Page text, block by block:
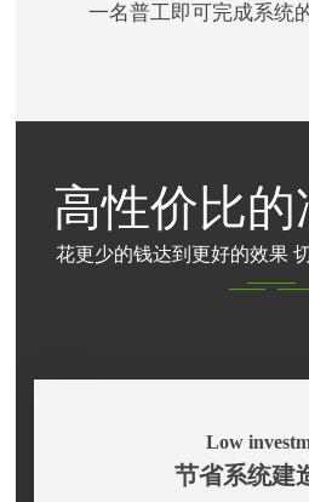
一名普工即可完成系统
高性价比
花更少的钱达到更好的效果
Low
节省系统建